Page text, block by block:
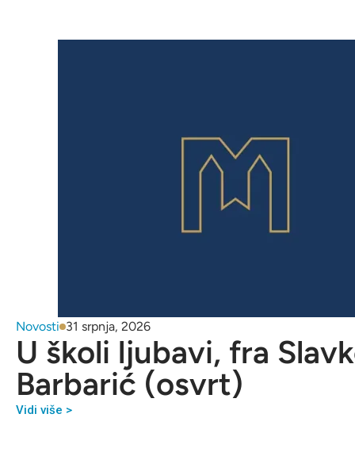
Novosti 31 srpnja, 2026
U školi ljubavi, fra
Barbarić (osvrt)
Vidi više >